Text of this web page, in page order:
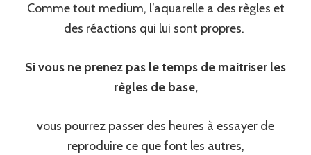
Comme tout medium, l’aquarelle a des règles et
des réactions qui lui sont propres.
Si vous ne prenez pas le temps de maitriser les
règles de base,
vous pourrez passer des heures à essayer de
reproduire ce que font les autres,